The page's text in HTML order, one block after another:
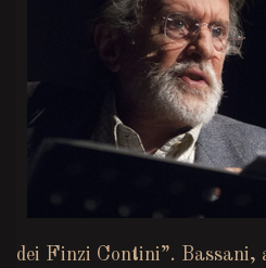
dei Finzi Contini”. Bassani,